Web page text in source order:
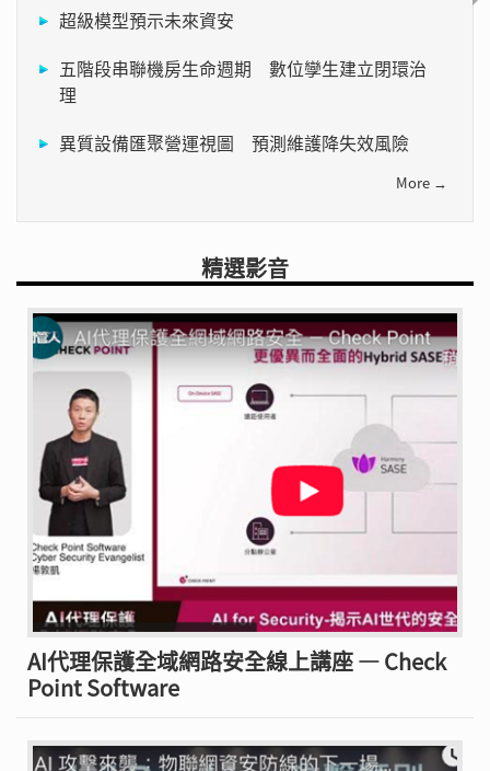
超級模型預示未來資安
五階段串聯機房生命週期 數位孿生建立閉環治
理
異質設備匯聚營運視圖 預測維護降失效風險
More →
精選影音
AI代理保護全域網路安全線上講座 — Check
Point Software